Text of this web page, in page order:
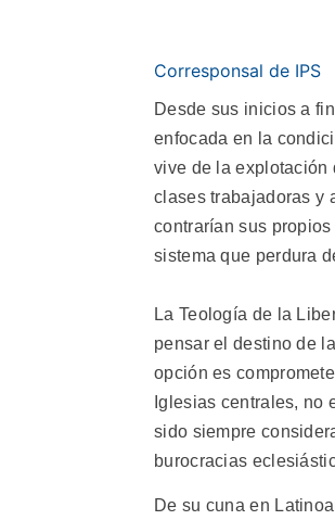
Corresponsal de IPS
Desde sus inicios a
enfocada en la
vive de la explotación
clases trabajadoras y
contrarían sus
sistema que perdura
La Teología de la
pensar el destino de
opción es
Iglesias centrales, no
sido siempre
burocracias
De su cuna en